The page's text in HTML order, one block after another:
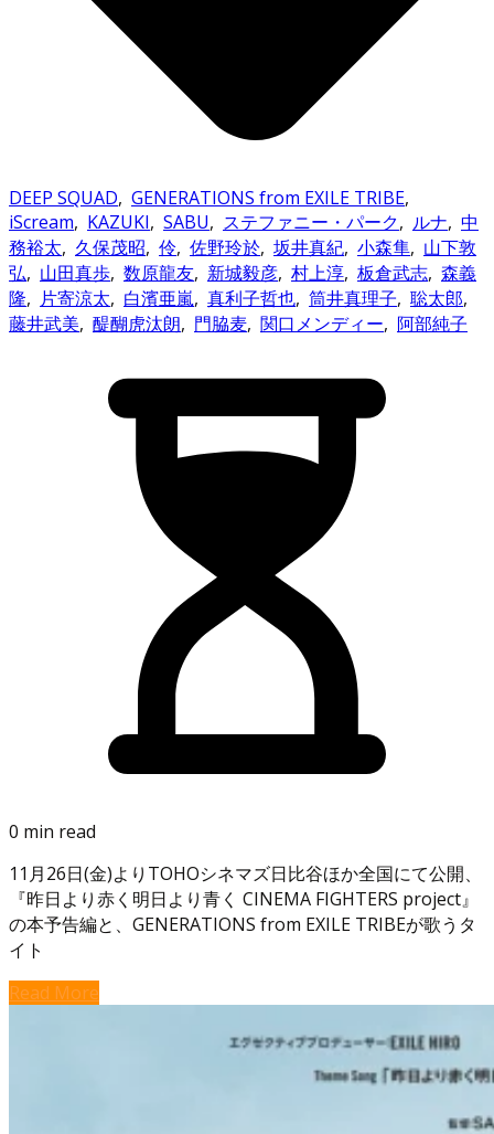
DEEP SQUAD, GENERATIONS from EXILE TRIBE,
iScream, KAZUKI, SABU, ステファニー・パーク, ルナ, 中
務裕太, 久保茂昭, 伶, 佐野玲於, 坂井真紀, 小森隼, 山下敦
弘, 山田真歩, 数原龍友, 新城毅彦, 村上淳, 板倉武志, 森義
隆, 片寄涼太, 白濱亜嵐, 真利子哲也, 筒井真理子, 聡太郎,
藤井武美, 醍醐虎汰朗, 門脇麦, 関口メンディー, 阿部純子
0 min read
11月26日(金)よりTOHOシネマズ日比谷ほか全国にて公開、
『昨日より赤く明日より青く CINEMA FIGHTERS project』
の本予告編と、GENERATIONS from EXILE TRIBEが歌うタ
イト
Read More